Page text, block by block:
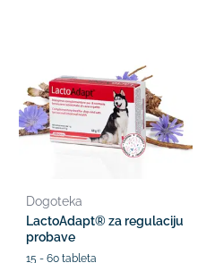
Dogoteka
LactoAdapt® za regulaciju
probave
15 - 60 tableta